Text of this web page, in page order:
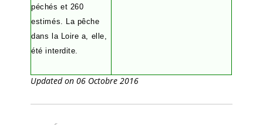
péchés et 260
estimés. La pêche
dans la Loire a, elle,
été interdite.
Updated on 06 Octobre 2016